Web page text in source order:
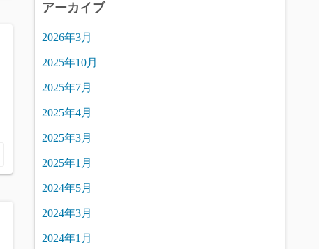
アーカイブ
2026年3月
2025年10月
2025年7月
2025年4月
2025年3月
2025年1月
2024年5月
2024年3月
2024年1月